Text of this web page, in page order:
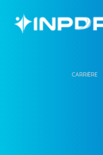
CARRIÈRE